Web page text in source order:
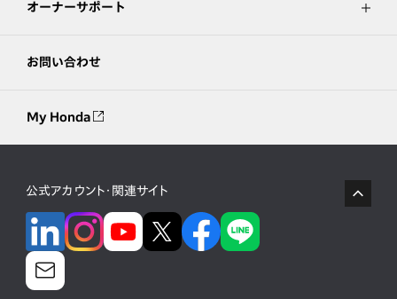
オーナーサポート
お問い合わせ
My Honda
公式アカウント・関連サイト